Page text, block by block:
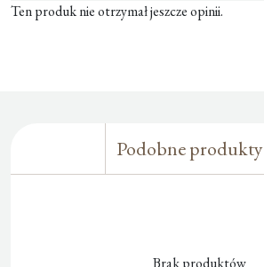
Ten produk nie otrzymał jeszcze opinii.
Podobne produkty
Brak produktów